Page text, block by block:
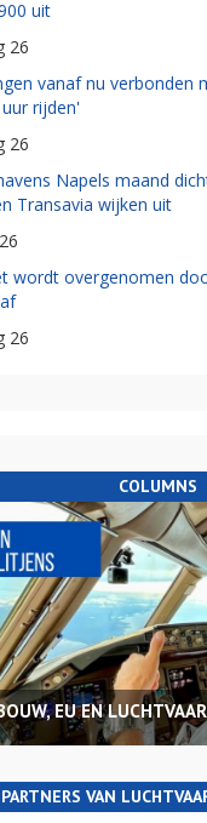
uit
26
vanaf nu verbonden
rijden'
26
Napels maand
Transavia wijken uit
wordt overgenomen
26
COLUMNS
EU EN
PARTNERS VAN